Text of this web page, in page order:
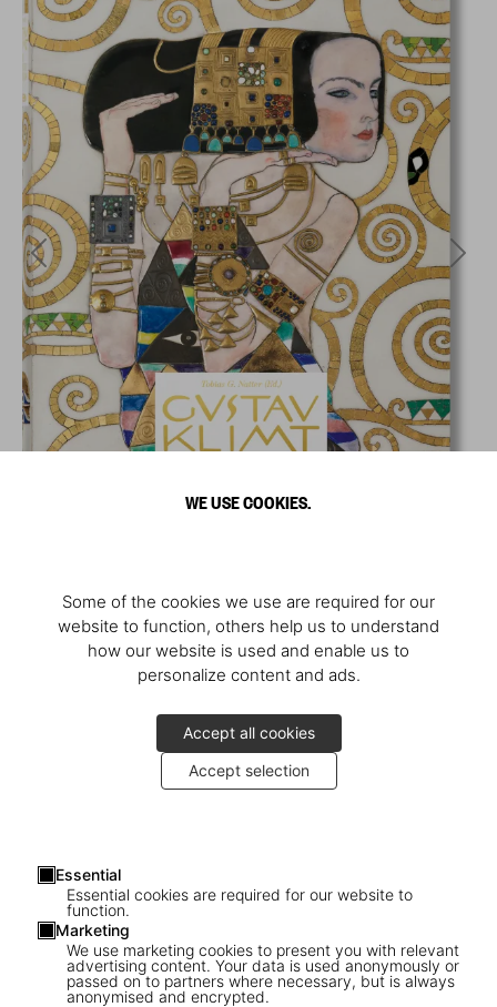
WE USE COOKIES.
Some of the cookies we use are required for our
website to function, others help us to understand
how our website is used and enable us to
personalize content and ads.
Accept all cookies
Accept selection
Essential
Essential cookies are required for our website to
function.
Marketing
We use marketing cookies to present you with relevant
advertising content. Your data is used anonymously or
passed on to partners where necessary, but is always
anonymised and encrypted.
1/7